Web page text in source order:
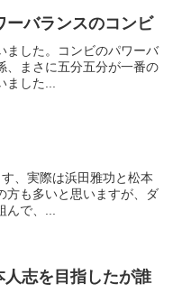
ーバランスのコンビ
ました。コンビのパワーバ
、まさに五分五分が一番の
した...
、実際は浜田雅功と松本
方も多いと思いますが、ダ
で、...
志を目指したが誰